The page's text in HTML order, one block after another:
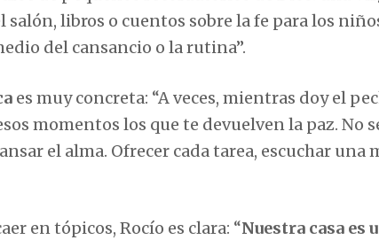
libros o cuentos sobre la fe para los
del cansancio o la rutina”.
es muy concreta: “A veces, mientras doy el
momentos los que te devuelven la paz. No
el alma. Ofrecer cada tarea, escuchar una
en tópicos, Rocío es clara: “Nuestra casa es